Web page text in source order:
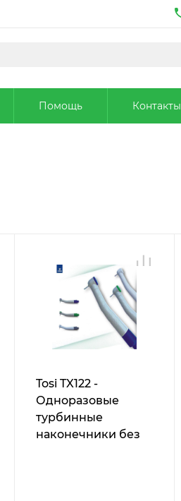
Помощь Контакты
Tosi TX122 -
Одноразовые
турбинные
наконечники без